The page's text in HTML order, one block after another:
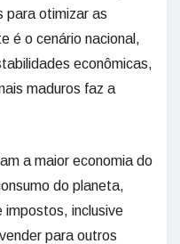
para otimizar as
é o cenário nacional,
econômicas,
maduros faz a
a maior economia do
do planeta,
impostos, inclusive
para outros